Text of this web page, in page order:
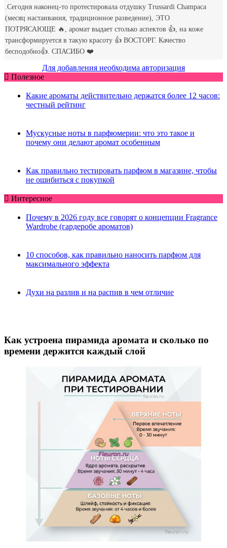
Для добавления необходима авторизация
Полезное
Какие ароматы действительно держатся более 12 часов:
честный рейтинг
Мускусные ноты в парфюмерии: что это такое и
почему они делают аромат особенным
Как правильно тестировать парфюм в магазине, чтобы
не ошибиться с покупкой
Интересное
Почему в 2026 году все говорят о концепции Fragrance
Wardrobe (гардеробе ароматов)
10 способов, как правильно наносить парфюм для
максимального эффекта
Духи на разлив и на распив в чем отличие
Как устроена пирамида аромата и сколько по
времени держится каждый слой